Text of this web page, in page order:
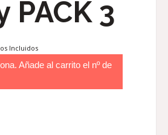
PACK 3
Incluidos
Añade al carrito el nº de